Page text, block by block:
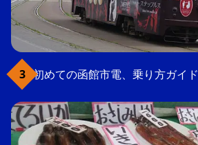
初めての函館市電、乗り方ガイド